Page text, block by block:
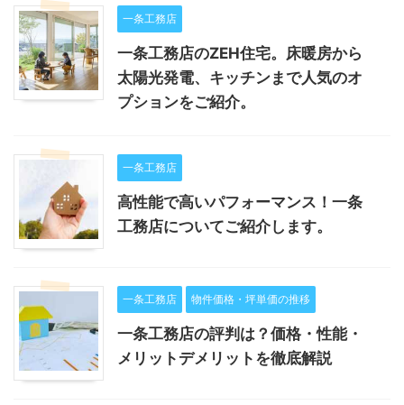
一条工務店
一条工務店のZEH住宅。床暖房から
太陽光発電、キッチンまで人気のオ
プションをご紹介。
一条工務店
高性能で高いパフォーマンス！一条
工務店についてご紹介します。
一条工務店 物件価格・坪単価の推移
一条工務店の評判は？価格・性能・
メリットデメリットを徹底解説